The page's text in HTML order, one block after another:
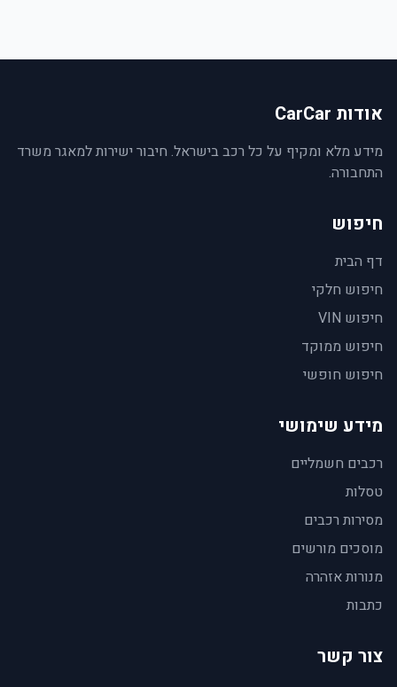
אודות CarCar
מידע מלא ומקיף על כל רכב בישראל. חיבור ישירות למאגר משרד
התחבורה.
חיפוש
דף הבית
חיפוש חלקי
חיפוש VIN
חיפוש ממוקד
חיפוש חופשי
מידע שימושי
רכבים חשמליים
טסלות
מסירות רכבים
מוסכים מורשים
מנורות אזהרה
כתבות
צור קשר